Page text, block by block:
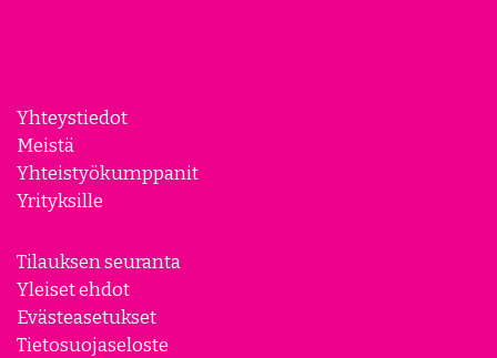
Yhteystiedot
Meistä
Yhteistyökumppanit
Yrityksille
Tilauksen seuranta
Yleiset ehdot
Evästeasetukset
Tietosuojaseloste